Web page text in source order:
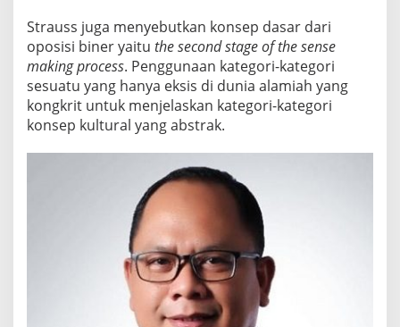
Strauss juga menyebutkan konsep dasar dari
oposisi biner yaitu the second stage of the sense
making process. Penggunaan kategori-kategori
sesuatu yang hanya eksis di dunia alamiah yang
kongkrit untuk menjelaskan kategori-kategori
konsep kultural yang abstrak.